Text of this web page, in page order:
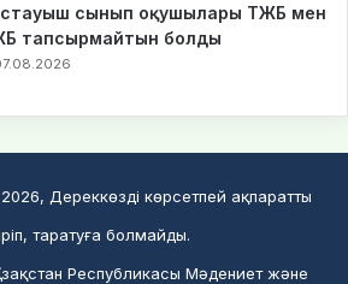
сынып оқушылары ТЖБ мен
тапсырмайтын болды
Дереккөзді көрсетпей ақпаратты
таратуға болмайды.
Республикасы Мәдениет және